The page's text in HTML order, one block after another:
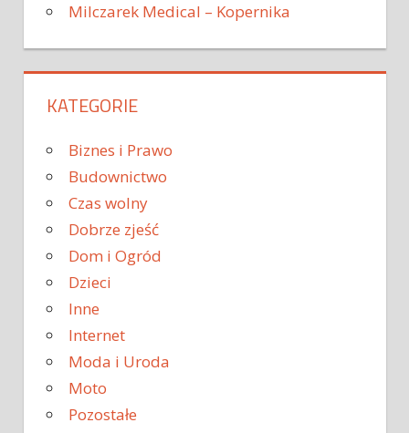
Milczarek Medical – Kopernika
KATEGORIE
Biznes i Prawo
Budownictwo
Czas wolny
Dobrze zjeść
Dom i Ogród
Dzieci
Inne
Internet
Moda i Uroda
Moto
Pozostałe